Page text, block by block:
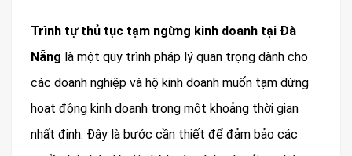
Trình tự thủ tục tạm ngừng kinh doanh tại Đà
Nẵng là một quy trình pháp lý quan trọng dành cho
các doanh nghiệp và hộ kinh doanh muốn tạm dừng
hoạt động kinh doanh trong một khoảng thời gian
nhất định. Đây là bước cần thiết để đảm bảo các